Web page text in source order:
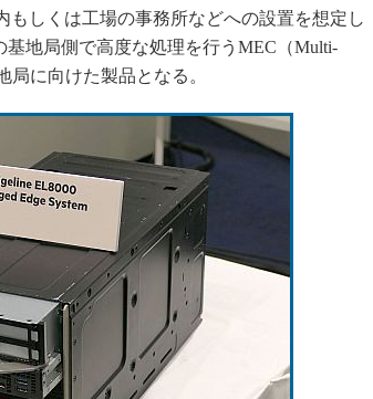
メイドインジャパン
植物工場
知財マネジメント
海外生産
グローバル設計・開発
制御セキュリティ
新型コロナへの対応
もしくは工場の事務所などへの設置を想定し
地局側で高度な処理を行うMEC（Multi-
局に向けた製品となる。